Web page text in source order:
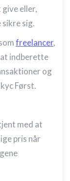
eller,
sig.
freelancer,
indberette
og
Først.
med at
pris når